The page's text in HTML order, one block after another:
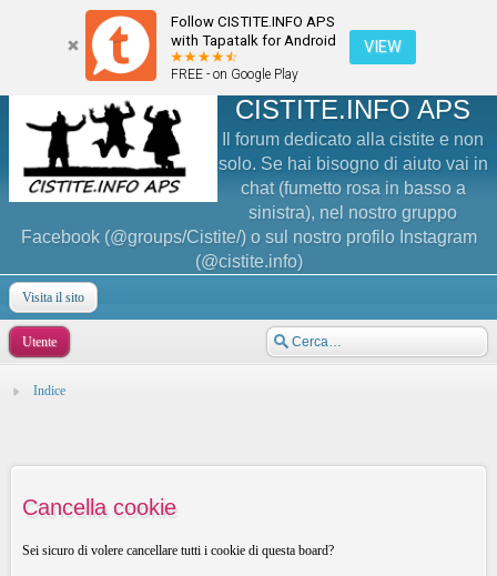
Follow CISTITE.INFO APS
with Tapatalk for Android
FREE - on Google Play
VIEW
CISTITE.INFO APS
Il forum dedicato alla cistite e non
solo. Se hai bisogno di aiuto vai in
chat (fumetto rosa in basso a
sinistra), nel nostro gruppo
Facebook (@groups/Cistite/) o sul nostro profilo Instagram
(@cistite.info)
Visita il sito
Utente
Indice
Cancella cookie
Sei sicuro di volere cancellare tutti i cookie di questa board?